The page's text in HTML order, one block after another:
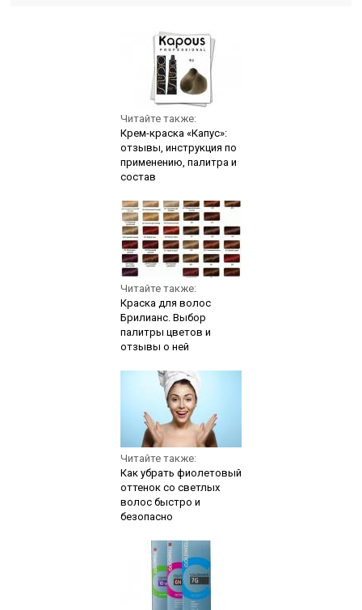
Читайте также:
Крем-краска «Капус»:
отзывы, инструкция по
применению, палитра и
состав
Читайте также:
Краска для волос
Брилианс. Выбор
палитры цветов и
отзывы о ней
Читайте также:
Как убрать фиолетовый
оттенок со светлых
волос быстро и
безопасно